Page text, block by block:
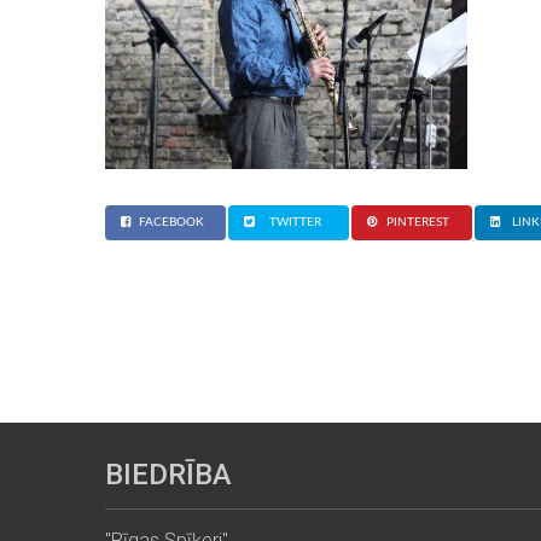
FACEBOOK TWITTER PINTEREST
BIEDRĪBA